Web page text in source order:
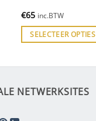
€65 inc.BTW
SELECTEER OPTIES
NETWERKSITES